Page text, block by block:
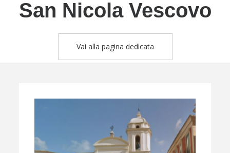
San Nicola Vescovo
Vai alla pagina dedicata